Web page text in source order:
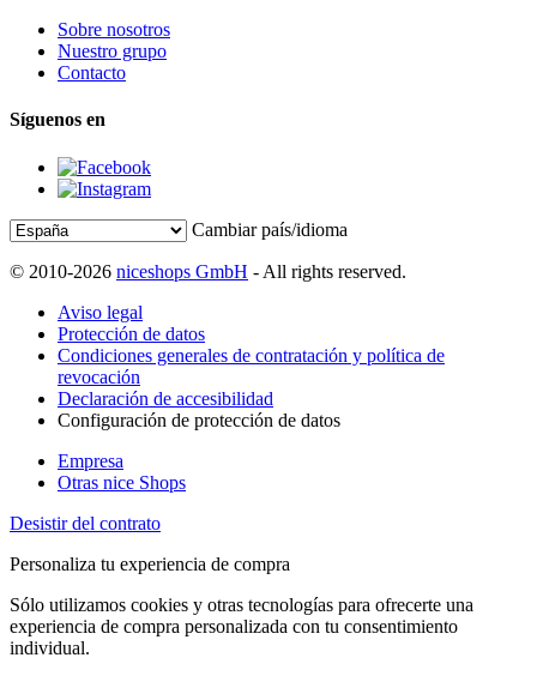
Sobre nosotros
Nuestro grupo
Contacto
Síguenos en
Cambiar país/idioma
© 2010-2026 niceshops GmbH - All rights reserved.
Aviso legal
Protección de datos
Condiciones generales de contratación y política de
revocación
Declaración de accesibilidad
Configuración de protección de datos
Empresa
Otras nice Shops
Desistir del contrato
Personaliza tu experiencia de compra
Sólo utilizamos cookies y otras tecnologías para ofrecerte una
experiencia de compra personalizada con tu consentimiento
individual.